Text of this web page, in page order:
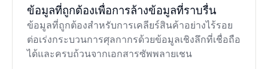
ข้อมูลที่ถูกต้องเพื่อการล้างข้อมูลที่ราบรื่น
ข้อมูลที่ถูกต้องสำหรับการเคลียร์สินค้าอย่างไร้รอย
ต่อเร่งกระบวนการศุลกากรด้วยข้อมูลเชิงลึกที่เชื่อถือ
ได้และครบถ้วนจากเอกสารซัพพลายเชน